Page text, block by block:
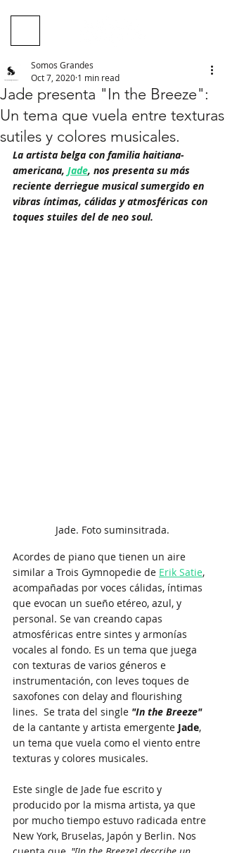
Jade presenta "In the Breeze":
Un tema que vuela entre texturas
sutiles y colores musicales.
Somos Grandes
Oct 7, 2020 1 min read
La artista belga con familia haitiana-
americana, Jade, nos presenta su más
reciente derriegue musical sumergido en
vibras íntimas, cálidas y atmosféricas con
toques stuiles del de neo soul.
Jade. Foto suminsitrada.
Acordes de piano que tienen un aire
similar a Trois Gymnopedie de Erik Satie,
acompañadas por voces cálidas, íntimas
que evocan un sueño etéreo, azul, y
personal. Se van creando capas
atmosféricas entre sintes y armonías
vocales al fondo. Es un tema que juega
con texturas de varios géneros e
instrumentación, con leves toques de
saxofones con delay and flourishing
lines.  Se trata del single "In the Breeze"
de la cantante y artista emergente Jade,
un tema que vuela como el viento entre
texturas y colores musicales.
Este single de Jade fue escrito y
producido por la misma artista, ya que
por mucho tiempo estuvo radicada entre
New York, Bruselas, Japón y Berlin. Nos